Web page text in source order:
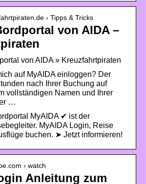
› Tipps & Tricks
von AIDA –
von AIDA » Kreuzfahrtpiraten
auf MyAIDA einloggen? Der
nach Ihrer Buchung auf
vollständigen Namen und Ihrer
…
MyAIDA ✔ ist der
MyAIDA Login, Reise
buchen. ➤ Jetzt informieren!
› watch
Anleitung zum